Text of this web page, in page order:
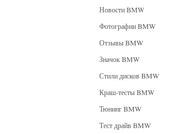
Новости BMW
Фотографии BMW
Отзывы BMW
Значок BMW
Стили дисков BMW
Краш-тесты BMW
Тюнинг BMW
Тест драйв BMW